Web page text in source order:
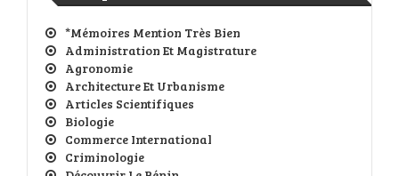
*Mémoires Mention Très Bien
Administration Et Magistrature
Agronomie
Architecture Et Urbanisme
Articles Scientifiques
Biologie
Commerce International
Criminologie